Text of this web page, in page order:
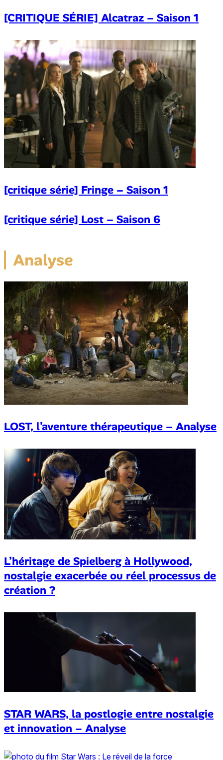
[CRITIQUE SÉRIE] Alcatraz – Saison 1
[critique série] Fringe – Saison 1
[critique série] Lost – Saison 6
Analyse
LOST, l’aventure thérapeutique – Analyse
L’héritage de Spielberg à Hollywood,
nostalgie exacerbée ou réel processus de
création ?
STAR WARS, la postlogie entre nostalgie
et innovation – Analyse